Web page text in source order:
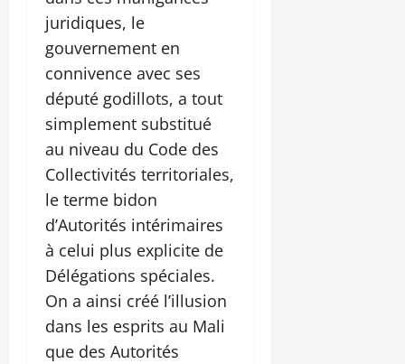
juridiques, le
gouvernement en
connivence avec ses
député godillots, a tout
simplement substitué
au niveau du Code des
Collectivités territoriales,
le terme bidon
d’Autorités intérimaires
à celui plus explicite de
Délégations spéciales.
On a ainsi créé l’illusion
dans les esprits au Mali
que des Autorités